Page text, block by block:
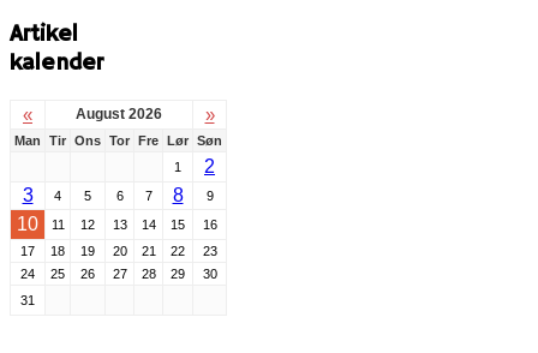
Artikel
kalender
« August 2026 »
Man Tir Ons Tor Fre Lør Søn
1
2
3
4 5 6 7 8 9
10 11 12 13 14 15
16
17
18 19 20 21 22
23
24
25 26 27 28 29
30
31